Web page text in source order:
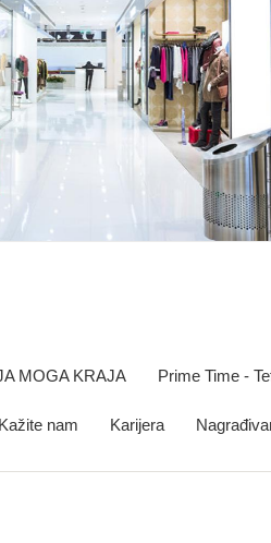
MOGA KRAJA Prime Time -
Kažite nam Karijera